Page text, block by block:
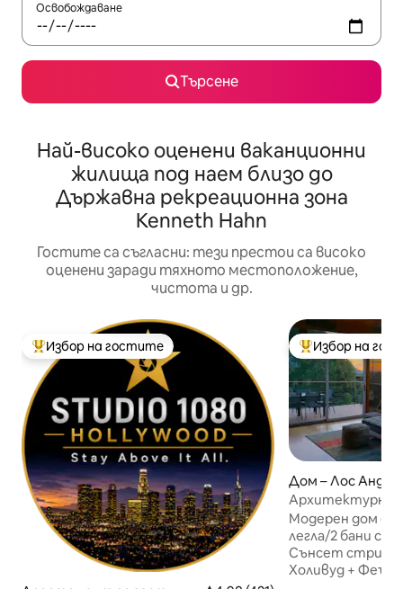
Освобождаване
Търсене
Най-високо оценени ваканционни
жилища под наем близо до
Държавна рекреационна зона
Kenneth Hahn
Гостите са съгласни: тези престои са високо
оценени заради тяхното местоположение,
чистота и др.
Най-популярен избор на гостите
Избор на гостите Най-популярен
Избор на
Дом – Лос
Архитектурно
WeHo с голям
Модерен дом от
легла/2 бани с
Сънсет стрип
Холивуд +